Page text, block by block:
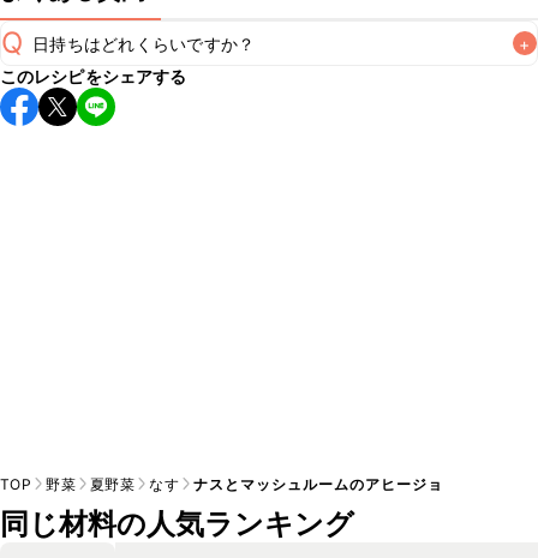
Q 日持ちはどれくらいですか？ +
こちらのレシピは出来たてをお召し上がりいただくことをお
すすめします。
このレシピをシェアする
TOP 野菜 夏野菜 なす ナスとマッシュルームのアヒージョ
同じ材料の人気ランキング